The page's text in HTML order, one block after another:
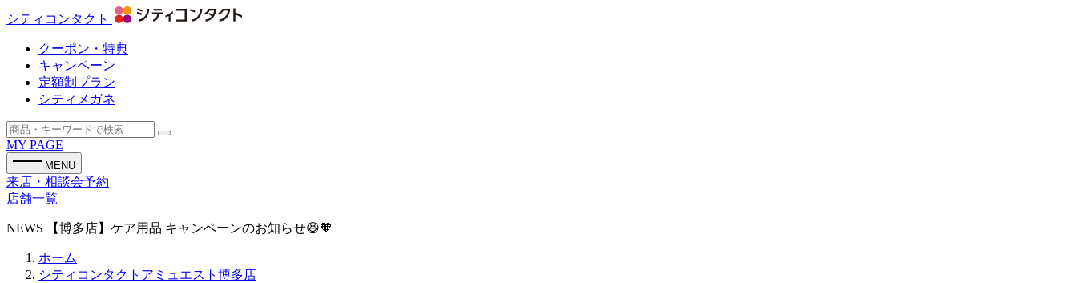
シティコンタクト
クーポン・特典
キャンペーン
定額制プラン
シティメガネ
MY PAGE
MENU
来店・相談会予約
店舗一覧
NEWS 【博多店】ケア用品 キャンペーンのお知らせ😆🧡
ホーム
シティコンタクトアミュエスト博多店